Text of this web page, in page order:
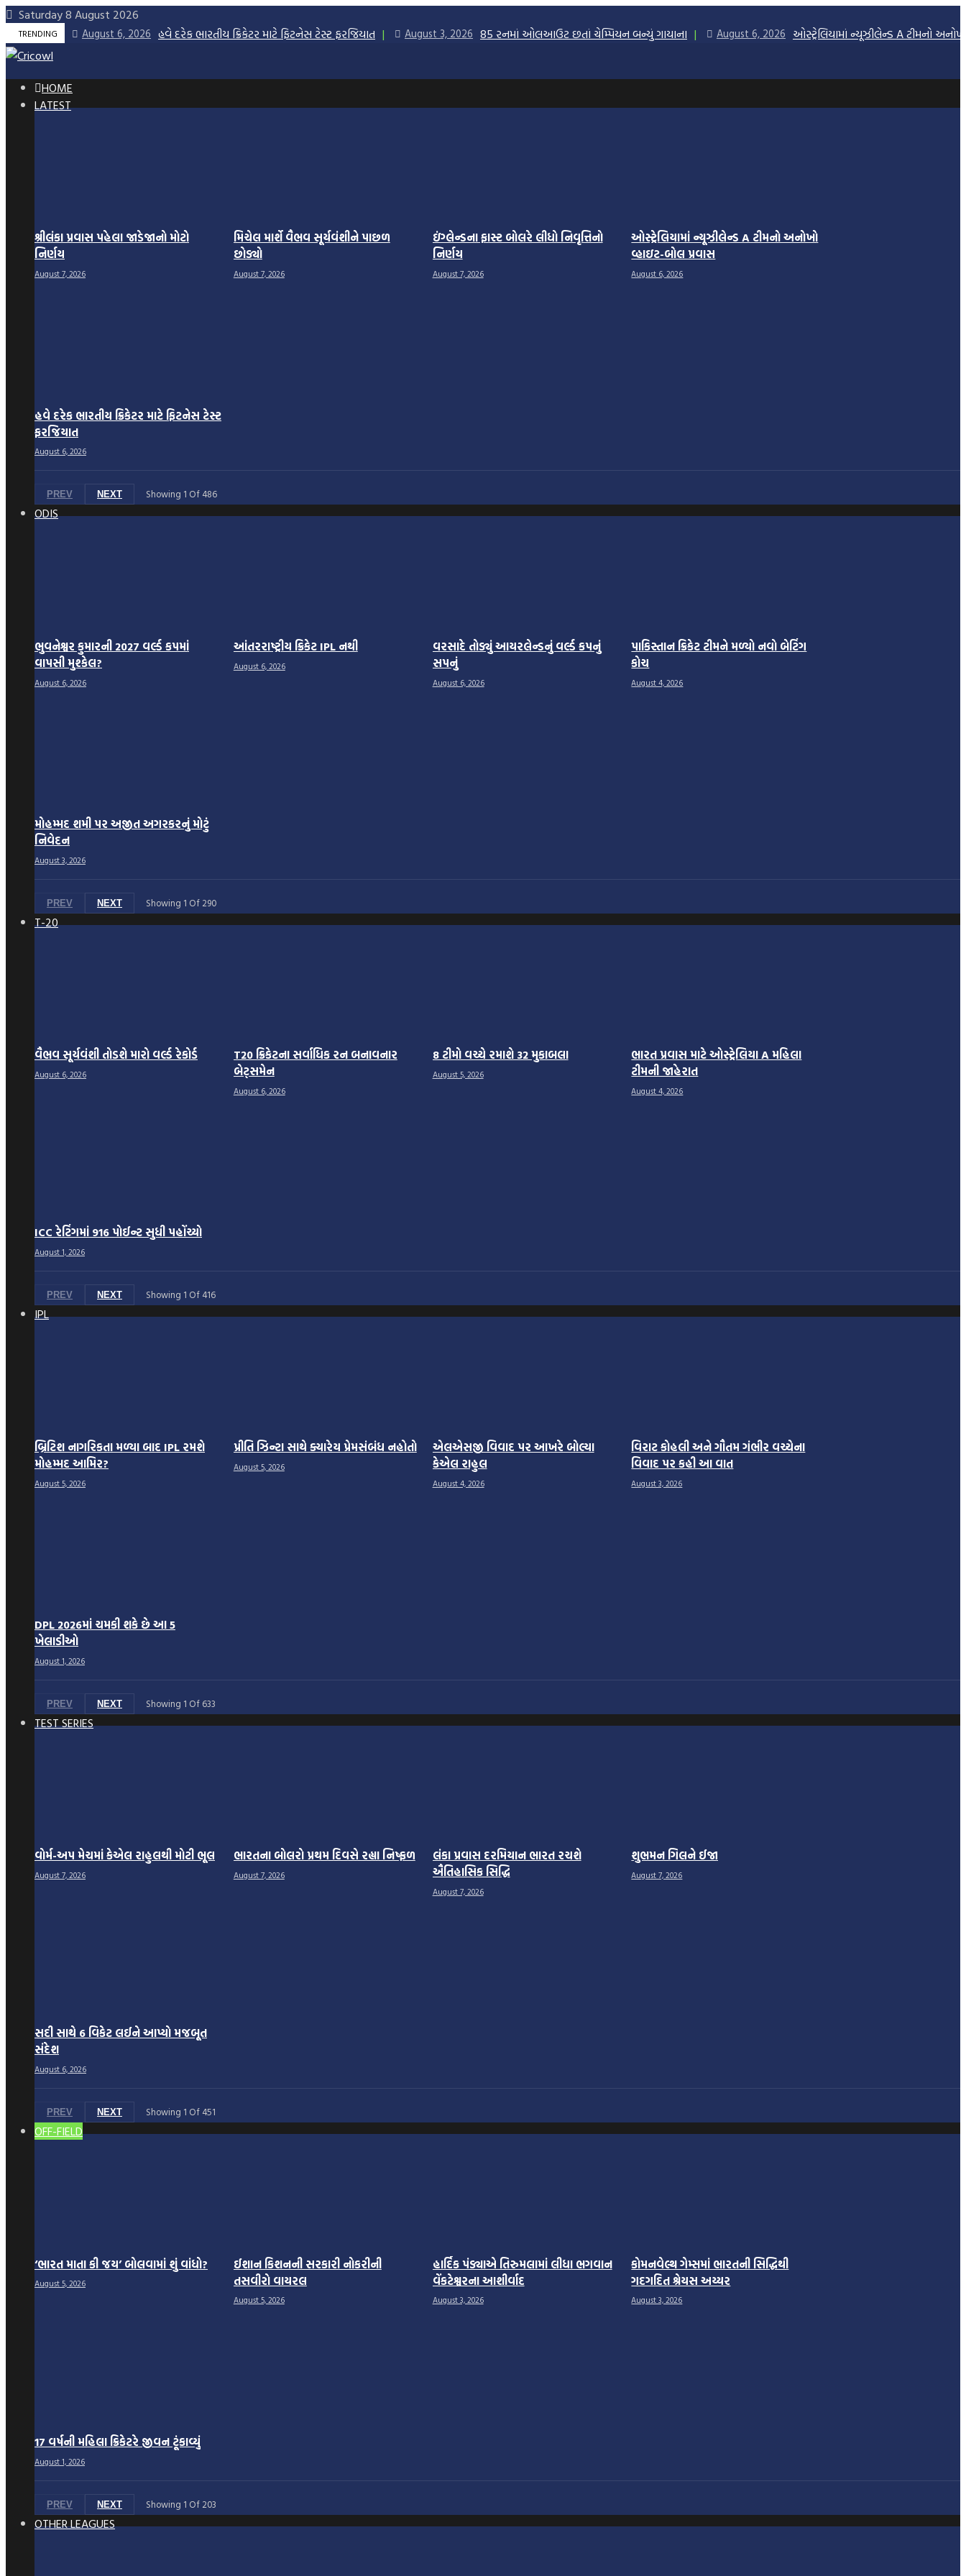
Skip
content
Saturday 8 August 2026
TRENDING August 6, 2026 હવે દરેક ભારતીય ક્રિકેટર માટે ફિટનેસ ટેસ્ટ ફરજિયાત August 3, 2026 85 રનમાં ઓલઆઉટ છતાં ચેમ્પિયન બન્યું ગાયાના August 6, 2026 ઓસ્ટ્રેલિયામાં ન્યૂઝીલેન્ડ A ટીમનો
HOME
LATEST
શ્રીલંકા પ્રવાસ પહેલા જાડેજાનો મોટો
નિર્ણય
August 7, 2026
મિચેલ માર્શે વૈભવ સૂર્યવંશીને પાછળ
છોડ્યો
August 7, 2026
ઇંગ્લેન્ડના ફાસ્ટ બોલરે લીધો નિવૃત્તિનો
નિર્ણય
August 7, 2026
ઓસ્ટ્રેલિયામાં ન્યૂઝીલેન્ડ A ટીમનો અનોખો
વ્હાઇટ-બોલ પ્રવાસ
August 6, 2026
હવે દરેક ભારતીય ક્રિકેટર માટે ફિટનેસ ટેસ્ટ
ફરજિયાત
August 6, 2026
PREV NEXT Showing 1 Of 486
ODIS
ભુવનેશ્વર કુમારની 2027 વર્લ્ડ કપમાં
વાપસી મુશ્કેલ?
August 6, 2026
આંતરરાષ્ટ્રીય ક્રિકેટ IPL નથી
August 6, 2026
વરસાદે તોડ્યું આયરલેન્ડનું વર્લ્ડ કપનું
સપનું
August 6, 2026
પાકિસ્તાન ક્રિકેટ ટીમને મળ્યો નવો બેટિંગ
કોચ
August 4, 2026
મોહમ્મદ શમી પર અજીત અગરકરનું મોટું
નિવેદન
August 3, 2026
PREV NEXT Showing 1 Of 290
T-20
વૈભવ સૂર્યવંશી તોડશે મારો વર્લ્ડ રેકોર્ડ
August 6, 2026
T20 ક્રિકેટના સર્વાધિક રન બનાવનાર
બેટ્સમેન
August 6, 2026
8 ટીમો વચ્ચે રમાશે 32 મુકાબલા
August 5, 2026
ભારત પ્રવાસ માટે ઓસ્ટ્રેલિયા A મહિલા
ટીમની જાહેરાત
August 4, 2026
ICC રેટિંગમાં 916 પોઈન્ટ સુધી પહોંચ્યો
August 1, 2026
PREV NEXT Showing 1 Of 416
IPL
બ્રિટિશ નાગરિકતા મળ્યા બાદ IPL રમશે
મોહમ્મદ આમિર?
August 5, 2026
પ્રીતિ ઝિન્ટા સાથે ક્યારેય પ્રેમસંબંધ નહોતો
August 5, 2026
એલએસજી વિવાદ પર આખરે બોલ્યા
કેએલ રાહુલ
August 4, 2026
વિરાટ કોહલી અને ગૌતમ ગંભીર વચ્ચેના
વિવાદ પર કહી આ વાત
August 3, 2026
DPL 2026માં ચમકી શકે છે આ 5
ખેલાડીઓ
August 1, 2026
PREV NEXT Showing 1 Of 633
TEST SERIES
વોર્મ-અપ મેચમાં કેએલ રાહુલથી મોટી ભૂલ
August 7, 2026
ભારતના બોલરો પ્રથમ દિવસે રહ્યા નિષ્ફળ
August 7, 2026
લંકા પ્રવાસ દરમિયાન ભારત રચશે
ઐતિહાસિક સિદ્ધિ
August 7, 2026
શુભમન ગિલને ઈજા
August 7, 2026
સદી સાથે 6 વિકેટ લઈને આપ્યો મજબૂત
સંદેશ
August 6, 2026
PREV NEXT Showing 1 Of 451
OFF-FIELD
‘ભારત માતા કી જય’ બોલવામાં શું વાંધો?
August 5, 2026
ઈશાન કિશનની સરકારી નોકરીની
તસવીરો વાયરલ
August 5, 2026
હાર્દિક પંડ્યાએ તિરુમલામાં લીધા ભગવાન
વેંકટેશ્વરના આશીર્વાદ
August 3, 2026
કોમનવેલ્થ ગેમ્સમાં ભારતની સિદ્ધિથી
ગદગદિત શ્રેયસ અય્યર
August 3, 2026
17 વર્ષની મહિલા ક્રિકેટરે જીવન ટૂંકાવ્યું
August 1, 2026
PREV NEXT Showing 1 Of 203
OTHER LEAGUES